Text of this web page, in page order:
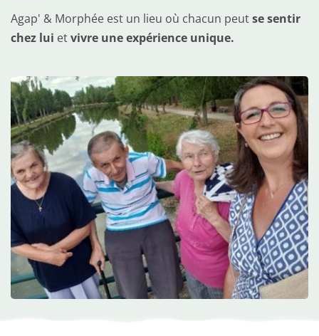
Agap' & Morphée est un lieu où chacun peut se sentir
chez lui et vivre une expérience unique.